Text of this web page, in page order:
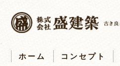
ホーム コンセプト